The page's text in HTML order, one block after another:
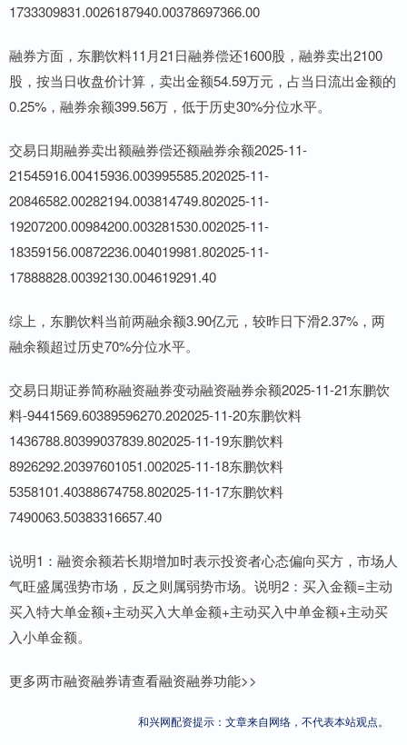
1733309831.0026187940.00378697366.00
融券方面，东鹏饮料11月21日融券偿还1600股，融券卖出2100
股，按当日收盘价计算，卖出金额54.59万元，占当日流出金额的
0.25%，融券余额399.56万，低于历史30%分位水平。
交易日期融券卖出额融券偿还额融券余额2025-11-
21545916.00415936.003995585.202025-11-
20846582.00282194.003814749.802025-11-
19207200.00984200.003281530.002025-11-
18359156.00872236.004019981.802025-11-
17888828.00392130.004619291.40
综上，东鹏饮料当前两融余额3.90亿元，较昨日下滑2.37%，两
融余额超过历史70%分位水平。
交易日期证券简称融资融券变动融资融券余额2025-11-21东鹏饮
料-9441569.60389596270.202025-11-20东鹏饮料
1436788.80399037839.802025-11-19东鹏饮料
8926292.20397601051.002025-11-18东鹏饮料
5358101.40388674758.802025-11-17东鹏饮料
7490063.50383316657.40
说明1：融资余额若长期增加时表示投资者心态偏向买方，市场人
气旺盛属强势市场，反之则属弱势市场。说明2：买入金额=主动
买入特大单金额+主动买入大单金额+主动买入中单金额+主动买
入小单金额。
更多两市融资融券请查看融资融券功能>>
和兴网配资提示：文章来自网络，不代表本站观点。